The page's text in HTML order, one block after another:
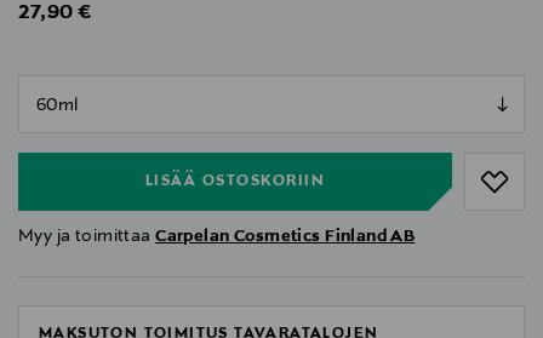
Original Price
27,90 €
LISÄÄ OSTOSKORIIN
null
Myy ja toimittaaCarpelan Cosmetics Finland AB